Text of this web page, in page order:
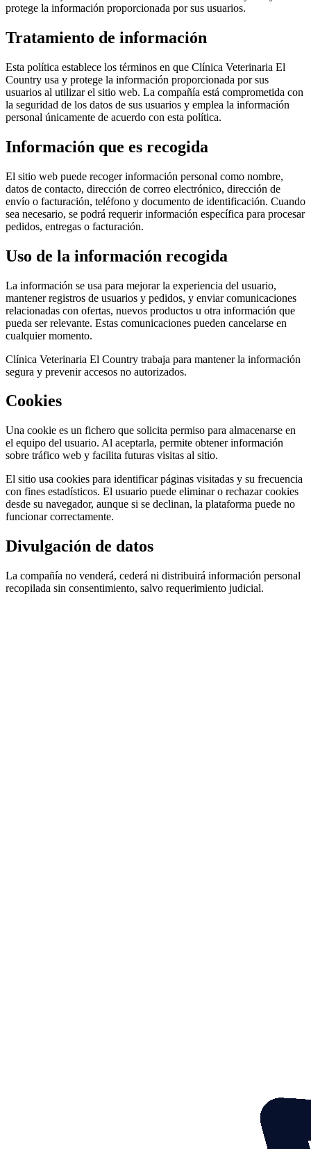
protege la información proporcionada por sus usuarios.
Tratamiento de información
Esta política establece los términos en que Clínica Veterinaria El
Country usa y protege la información proporcionada por sus
usuarios al utilizar el sitio web. La compañía está comprometida con
la seguridad de los datos de sus usuarios y emplea la información
personal únicamente de acuerdo con esta política.
Información que es recogida
El sitio web puede recoger información personal como nombre,
datos de contacto, dirección de correo electrónico, dirección de
envío o facturación, teléfono y documento de identificación. Cuando
sea necesario, se podrá requerir información específica para procesar
pedidos, entregas o facturación.
Uso de la información recogida
La información se usa para mejorar la experiencia del usuario,
mantener registros de usuarios y pedidos, y enviar comunicaciones
relacionadas con ofertas, nuevos productos u otra información que
pueda ser relevante. Estas comunicaciones pueden cancelarse en
cualquier momento.
Clínica Veterinaria El Country trabaja para mantener la información
segura y prevenir accesos no autorizados.
Cookies
Una cookie es un fichero que solicita permiso para almacenarse en
el equipo del usuario. Al aceptarla, permite obtener información
sobre tráfico web y facilita futuras visitas al sitio.
El sitio usa cookies para identificar páginas visitadas y su frecuencia
con fines estadísticos. El usuario puede eliminar o rechazar cookies
desde su navegador, aunque si se declinan, la plataforma puede no
funcionar correctamente.
Divulgación de datos
La compañía no venderá, cederá ni distribuirá información personal
recopilada sin consentimiento, salvo requerimiento judicial.